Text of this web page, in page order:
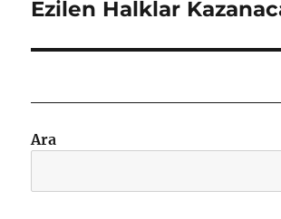
Ezilen Halklar
Ara